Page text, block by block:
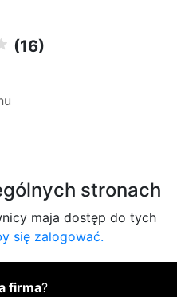
(16)
stronach
maja dostęp do tych
się zalogować.
firma?